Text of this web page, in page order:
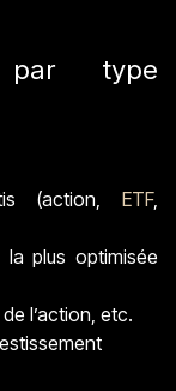
par type
(action, ETF,
la plus optimisée
l’action, etc.